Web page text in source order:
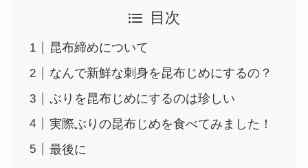
目次
昆布締めについて
なんで新鮮な刺身を昆布じめにするの？
ぶりを昆布じめにするのは珍しい
実際ぶりの昆布じめを食べてみました！
最後に